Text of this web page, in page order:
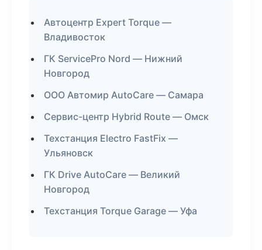
Автоцентр Expert Torque —
Владивосток
ГК ServicePro Nord — Нижний
Новгород
ООО Автомир AutoCare — Самара
Сервис-центр Hybrid Route — Омск
Техстанция Electro FastFix —
Ульяновск
ГК Drive AutoCare — Великий
Новгород
Техстанция Torque Garage — Уфа